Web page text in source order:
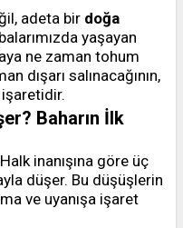
adeta bir doğa
yaşayan
ne zaman tohum
dışarı salınacağının,
işaretidir.
Baharın İlk
inanışına göre üç
düşer. Bu düşüşlerin
ve uyanışa işaret